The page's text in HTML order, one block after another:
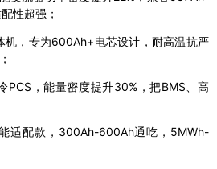
性超强；
机，专为600Ah+电芯设计，耐高温抗严
PCS，能量密度提升30%，把BMS、高
适配款，300Ah-600Ah通吃，5MWh-